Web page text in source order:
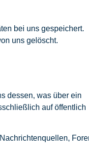
bei uns gespeichert.
uns gelöscht.
dessen, was über ein
auf öffentlich